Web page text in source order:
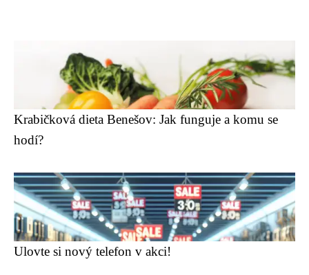
Krabičková dieta Benešov: Jak funguje a komu se
hodí?
Ulovte si nový telefon v akci!